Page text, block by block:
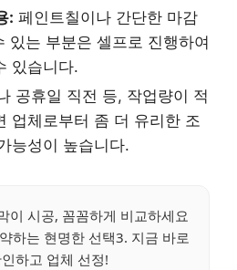
: 페인트칠이나 간단한 마감
있는 부분은 셀프로 진행하여
있습니다.
공휴일 직전 등, 작업량이 적
업체로부터 좀 더 유리한 조
능성이 높습니다.
이 시공, 꼼꼼하게 비교하세요
하는 현명한 선택3. 지금 바로
하고 업체 선정!